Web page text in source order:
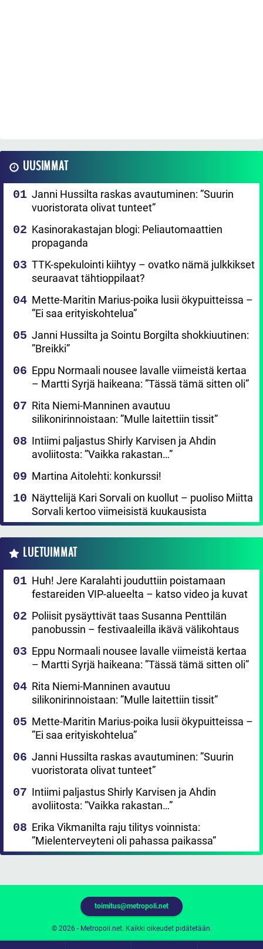
UUSIMMAT
Janni Hussilta raskas avautuminen: ”Suurin
vuoristorata olivat tunteet”
Kasinorakastajan blogi: Peliautomaattien
propaganda
TTK-spekulointi kiihtyy – ovatko nämä julkkikset
seuraavat tähtioppilaat?
Mette-Maritin Marius-poika lusii ökypuitteissa –
”Ei saa erityiskohtelua”
Janni Hussilta ja Sointu Borgilta shokkiuutinen:
”Breikki”
Eppu Normaali nousee lavalle viimeistä kertaa
– Martti Syrjä haikeana: ”Tässä tämä sitten oli”
Rita Niemi-Manninen avautuu
silikonirinnoistaan: ”Mulle laitettiin tissit”
Intiimi paljastus Shirly Karvisen ja Ahdin
avoliitosta: ”Vaikka rakastan…”
Martina Aitolehti: konkurssi!
Näyttelijä Kari Sorvali on kuollut – puoliso Miitta
Sorvali kertoo viimeisistä kuukausista
LUETUIMMAT
Huh! Jere Karalahti jouduttiin poistamaan
festareiden VIP-alueelta – katso video ja kuvat
Poliisit pysäyttivät taas Susanna Penttilän
panobussin – festivaaleilla ikävä välikohtaus
Eppu Normaali nousee lavalle viimeistä kertaa
– Martti Syrjä haikeana: ”Tässä tämä sitten oli”
Rita Niemi-Manninen avautuu
silikonirinnoistaan: ”Mulle laitettiin tissit”
Mette-Maritin Marius-poika lusii ökypuitteissa –
”Ei saa erityiskohtelua”
Janni Hussilta raskas avautuminen: ”Suurin
vuoristorata olivat tunteet”
Intiimi paljastus Shirly Karvisen ja Ahdin
avoliitosta: ”Vaikka rakastan…”
Erika Vikmanilta raju tilitys voinnista:
”Mielenterveyteni oli pahassa paikassa”
© 2026 - Metropoli.net. Kaikki oikeudet pidätetään.
toimitus@metropoli.net